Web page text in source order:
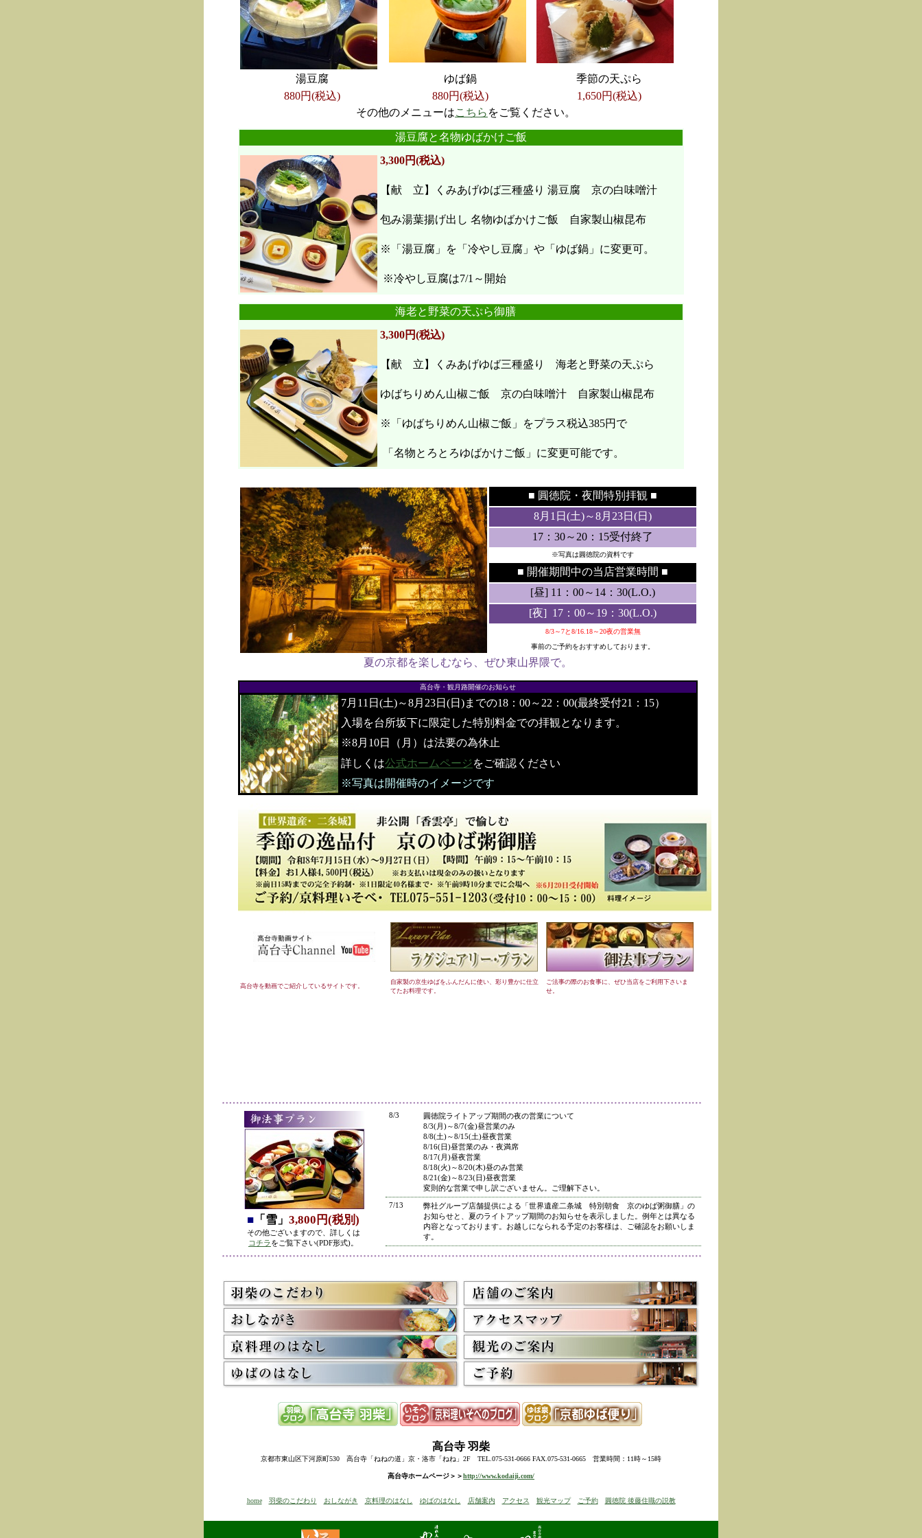
湯豆腐 ゆば鍋
季節の天ぷら
880円(税込)
880円(税込) 1,650円(税込)
その他のメニューはこちら をご覧ください。
湯豆腐と名物ゆばかけご飯
3,300円(税込)
【献 立】くみあげゆば三種盛り 湯豆腐 京の白味噌汁
包み湯葉揚げ出し 名物ゆばかけご飯 自家製山椒昆布
※「湯豆腐」を「冷やし豆腐」や「ゆば鍋」に変更可。
※冷やし豆腐は7/1～開始
海老と野菜の天ぷら御膳
3,300円(税込)
【献 立】くみあげゆば三種盛り 海老と野菜の天ぷら
ゆばちりめん山椒ご飯 京の白味噌汁 自家製山椒昆布
※「ゆばちりめん山椒ご飯」をプラス税込385円で
「名物とろとろゆばかけご飯」に変更可能です。
■ 圓徳院・ 夜間特別拝観 ■
8月1日(土)～8月23日(日)
17：30～20：15受付終了
※写真は圓徳院の資料です
■ 開催期間中の当店営業時間 ■
[昼] 11：00～14：30(L.O.)
[夜] 17：00～19：30(L.O.)
8/3～7と8/16.18～20夜の営業無
事前のご予約をおすすめしております。
夏の京都を楽しむなら、ぜひ東山界隈で。
高台寺・観月路開催のお知らせ
7月11日(土)～8月23日(日)までの18：00～22：00(最終受付21：15）
入場を台所坂下に限定した特別料金での拝観となります。
※8月10日（月）は法要の為休止
詳しくは公式ホームページをご確認ください
※写真は開催時のイメージです
高台寺を動画でご紹介しているサイトです。
自家製の京生ゆばをふんだんに使い、彩り豊かに仕立
てたお料理です。
ご法事の際のお食事に、ぜひ当店をご利用下さいま
せ。
■ 「雪」 3,800円(税別)
その他ございますので、詳しくは
コチラ をご覧下さい(PDF形式)。
8/3
圓徳院ライトアップ期間の夜の営業について
8/3(月)～8/7(金)昼営業のみ
8/8(土)～8/15(土)昼夜営業
8/16(日)昼営業のみ・夜満席
8/17(月)昼夜営業
8/18(火)～8/20(木)昼のみ営業
8/21(金)～8/23(日)昼夜営業
変則的な営業で申し訳ございません。ご理解下さい。
7/13
弊社グループ店舗提供による「世界遺産二条城 特別朝食 京のゆば粥御膳」の
お知らせと、夏のライトアップ期間のお知らせを表示しました。例年とは異なる
内容となっております。お越しになられる予定のお客様は、ご確認をお願いしま
す。
5/8
高台寺・圓徳院 春のライトアップ終了に伴い、表示を削除しました。
3/2
京料理いそべ担当・世界遺産二条城での特別昼食、高台寺冬の夜の茶会「夜咄」
終了に伴い削除させていただきました。多くのお客様にご利用いただきありがと
うございました。
高台寺・圓徳院・春の夜間ライトアップのお知らせを表示しました。
お越しの際のお食事に、ぜひ当店をご利用下さい。
12/15
高台寺・秋の夜間特別拝観終了に伴い、表示を削除させていただきました。
たくさんのお客様にお越しいただき、ありがとうございました。
来年1月からの催しを2件表示させていただきました。
ぜひご予約下さい。
12/13(土)は寺院行事の為、休業とさせていただきます。
10/20
高台寺・圓徳院・秋の夜間特別拝観のお知らせを表示しました。
前日までにご予約ください。
当日はお並びいただいた順に席へご案内いたします。
8/18 高台寺・秋の夜の観月茶会と秋の夜間特別拝観のお知らせを表示しました
らせを追加しました。
5/26 昨今の原材料費・燃料費・人件費等の高騰によりやむを得ず、価格改定をさせて
いただきます
高台寺 羽柴
京都市東山区下河原町530 高台寺「ねねの道」京・洛市「ねね」2F TEL.075-531-0666 FAX.075-531-0665 営業時間：11時～15時
高台寺ホームページ＞＞http://www.kodaiji.com/
home 羽柴のこだわり おしながき 京料理のはなし ゆばのはなし 店舗案内 アクセス 観光マップ ご予約 圓徳院 後藤住職の説教